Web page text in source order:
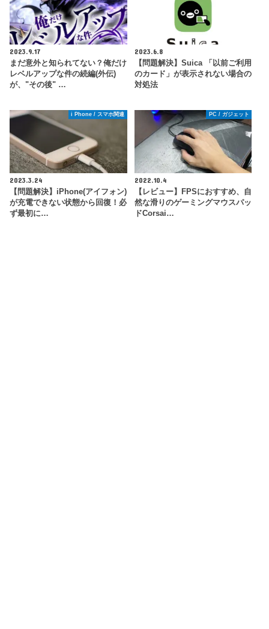
2023.9.17
まだ意外と知られてない？俺だけ
レベルアップな件の続編(外伝)
が、"その後" …
2023.6.8
【問題解決】Suica 「以前ご利用
のカード」が表示されない場合の
対処法
i Phone / スマホ関連
2023.3.24
【問題解決】iPhone(アイフォン)
が充電できない状態から回復！必
ず最初に…
PC / ガジェット
2022.10.4
【レビュー】FPSにおすすめ、自
然な滑りのゲーミングマウスパッ
ドCorsai…